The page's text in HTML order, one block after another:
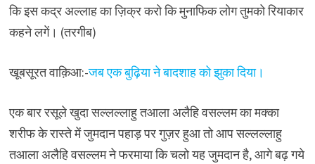
कि इस कद्र अल्लाह का ज़िक्र करो कि मुनाफिक लोग तुमको रियाकार
कहने लगें। (तरगीब)
खूबसूरत वाक़िआ:-जब एक बुढ़िया ने बादशाह को झुका दिया।
एक बार रसूले खुदा सल्लल्लाहु तआला अलैहि वसल्लम का मक्का
शरीफ के रास्ते में जुमदान पहाड़ पर गुज़र हुआ तो आप सल्लल्लाहु
तआला अलैहि वसल्लम ने फरमाया कि चलो यह जुमदान है, आगे बढ़ गये